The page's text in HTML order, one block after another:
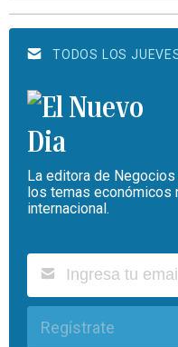
TODOS LOS
La editora de
los temas económicos
internacional.
Regístrate